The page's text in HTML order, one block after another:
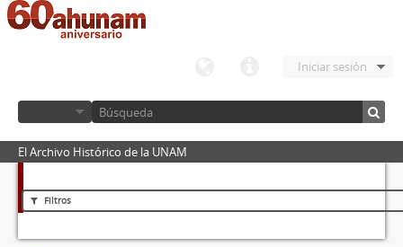
Iniciar sesión
El Archivo Histórico de la UNAM
Filtros